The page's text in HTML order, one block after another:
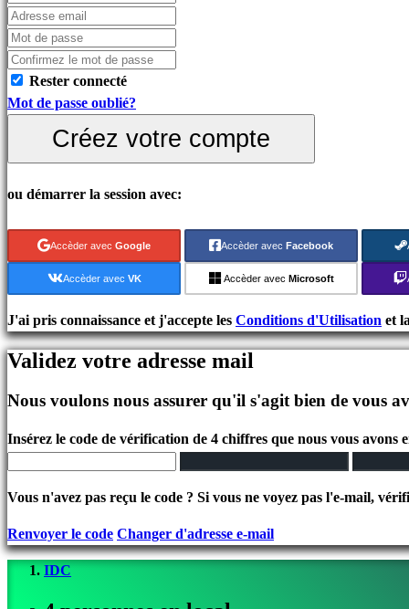
Sport
Jeux
de
Tir
Jeux
course
Jeux
casual
indés
Jeux
de
simulation
Jeux
de
casse
Jeux
combat
Demos
Communauté
Rester connecté
Mot de passe oublié?
Créez votre compte
ou démarrer la session avec:
Accèder avec Google Accèder avec Facebook
Accèder avec VK Accèder avec Microsoft
J'ai pris connaissance et j'accepte les Conditions d'Utilisation et la
Validez votre adresse mail
Nous voulons nous assurer qu'il s'agit bien de vous
Insérez le code de vérification de 4 chiffres que nous vous avons
Vous n'avez pas reçu le code ? Si vous ne voyez pas l'e-mail,
Renvoyer le code Changer d'adresse e-mail
IDC